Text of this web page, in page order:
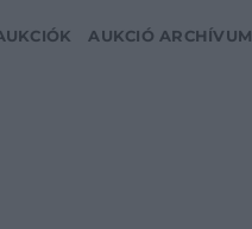
AUKCIÓ ARCHÍVUM